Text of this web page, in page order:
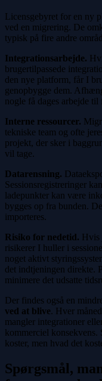
Licensgebyret for en ny
ved en migrering. De
typisk på fire andre
Integrationsarbejde.
brugertilpassede
den nye platform, får I
genopbygge dem.
nogle få dages arbejde til
Interne ressourcer.
tekniske team og ofte
projekt, der sker i
vil tage.
Datarensning.
Sessionsregistreringer
ladepunkter kan være
bygges op fra bunden.
importeres.
Risiko for nedetid. Hvis
risikerer I huller i
noget aktivt
det indtjeningen direkte.
minimere det udsatte
Der findes også en
ved at blive. Hver
mangler integrationer
kommerciel
koster, men hvad det
Spørgsmål,